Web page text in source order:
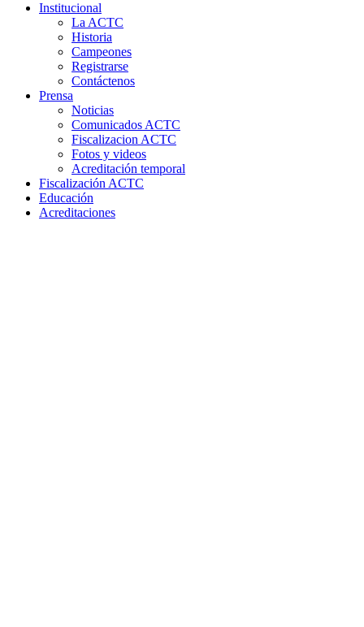
Institucional
La ACTC
Historia
Campeones
Registrarse
Contáctenos
Prensa
Noticias
Comunicados ACTC
Fiscalizacion ACTC
Fotos y videos
Acreditación temporal
Fiscalización ACTC
Educación
Acreditaciones